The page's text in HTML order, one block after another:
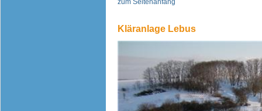
zum Seitenanfang
Kläranlage Lebus